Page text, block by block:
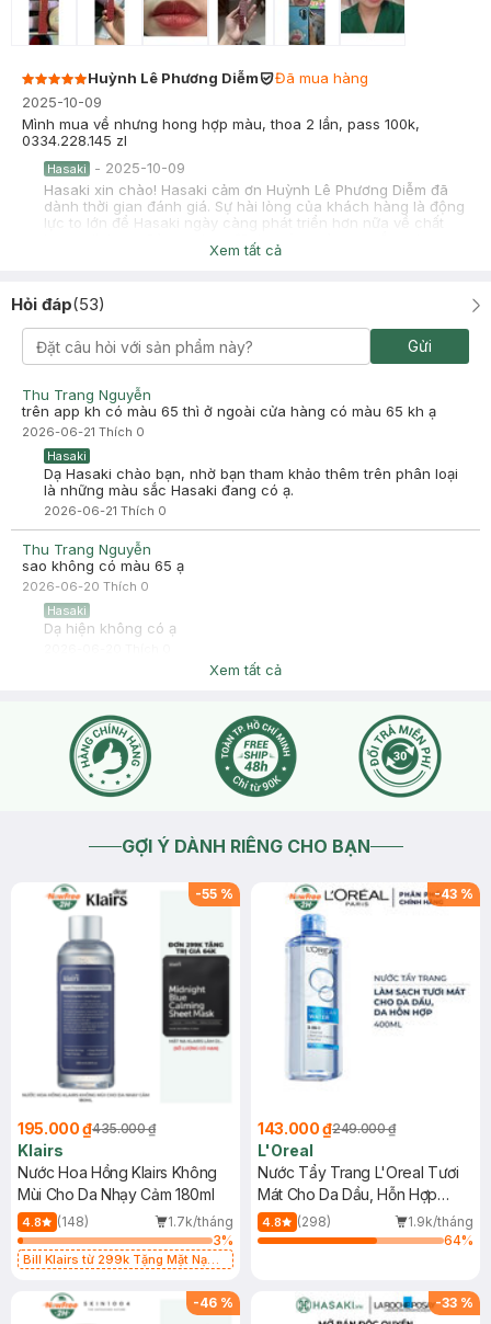
Huỳnh Lê Phương Diễm
Đã mua hàng
2025-10-09
Mình mua về nhưng hong hợp màu, thoa 2 lần, pass 100k,
0334.228.145 zl
Hasaki - 2025-10-09
Hasaki xin chào! Hasaki cảm ơn Huỳnh Lê Phương Diễm đã
dành thời gian đánh giá. Sự hài lòng của khách hàng là động
lực to lớn để Hasaki ngày càng phát triển hơn nữa về chất
lượng dịch vụ. Cảm ơn bạn đã tin tưởng và mua sắm tại
2025-09-23
êh nó không hề bóng như như hãng nói , nó khô nha, thoa xong
bậm lại nó dính hai cái môi :)) nói chung tệ đó
Hasaki xin chào! Hasaki cảm ơn Ánh Như đã dành thời gian
đánh giá. Sự hài lòng của khách hàng là động lực to lớn để
Hasaki ngày càng phát triển hơn nữa về chất lượng dịch vụ.
Cảm ơn bạn đã tin tưởng và mua sắm tại Hasaki!
Xem tất cả
Hỏi đáp(53)
Gửi
Thu Trang Nguyễn
trên app kh có màu 65 thì ở ngoài cửa hàng có màu 65 kh ạ
2026-06-21 Thích 0
Hasaki
Dạ Hasaki chào bạn, nhờ bạn tham khảo thêm trên phân loại
là những màu sắc Hasaki đang có ạ.
2026-06-21 Thích 0
Thu Trang Nguyễn
sao không có màu 65 ạ
2026-06-20 Thích 0
Hasaki
Dạ hiện không có ạ
Xem tất cả
GỢI Ý DÀNH RIÊNG CHO BẠN
-55 %
195.000 ₫435.000 ₫
Klairs
Nước Hoa Hồng Klairs Không
Mùi Cho Da Nhạy Cảm 180ml
4.8 (148)
1.7k/tháng
3%
Bill Klairs từ 299k Tặng Mặt Nạ
25ml (SL Có Hạn)
-43 %
143.000 ₫249.000 ₫
L'Oreal
Nước Tẩy Trang L'Oreal Tươi
Mát Cho Da Dầu, Hỗn Hợp
400ml
4.8 (298)
1.9k/tháng
64%
-46 % -33 %